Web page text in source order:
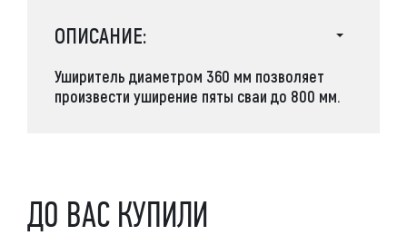
ОПИСАНИЕ:
Уширитель диаметром 360 мм позволяет
произвести уширение пяты сваи до 800 мм.
ДО ВАС КУПИЛИ